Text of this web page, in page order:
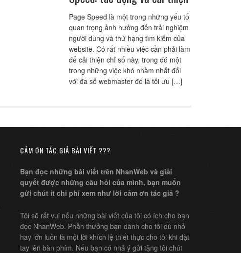
Page Speed là một trong những yếu tố
quan trọng ảnh hưởng đến trải nghiệm
người dùng và thứ hạng tìm kiếm của
website. Có rất nhiều việc cần phải làm
để cải thiện chỉ số này, trong đó một
trong những việc khó nhằm nhất đối
với đa số webmaster đó là tối ưu […]
CẢM ƠN TÁC GIẢ BÀI VIẾT ???
Bạn đọc những bài viết trên NhanWeb và giải
quyết được những câu hỏi của mình, bạn muốn
gửi chút ít chi phí xem như lời cảm ơn tác giả ?
Tôi sẽ rất vui nếu những bài viết của tôi có ích cho bạn
đọc NhanWeb. Phần thưởng bạn dành cho tôi dù nhỏ
hay lớn luôn là một lời khích lệ thiết thực cho tôi khi đặt
tay lên bàn phím. Nếu bạn có nhả ý gửi tặng tôi chút